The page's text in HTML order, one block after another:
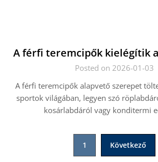
A férfi teremcipők kielégítik
Posted on 2026-01-03
A férfi teremcipők alapvető szerepet
sportok világában, legyen szó
kosárlabdáról vagy konditermi
1 Következő